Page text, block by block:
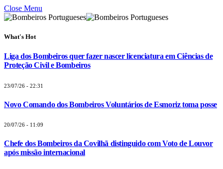
Close Menu
What's Hot
Liga dos Bombeiros quer fazer nascer licenciatura em Ciências de
Proteção Civil e Bombeiros
23/07/26 - 22:31
Novo Comando dos Bombeiros Voluntários de Esmoriz toma posse
20/07/26 - 11:09
Chefe dos Bombeiros da Covilhã distinguido com Voto de Louvor
após missão internacional